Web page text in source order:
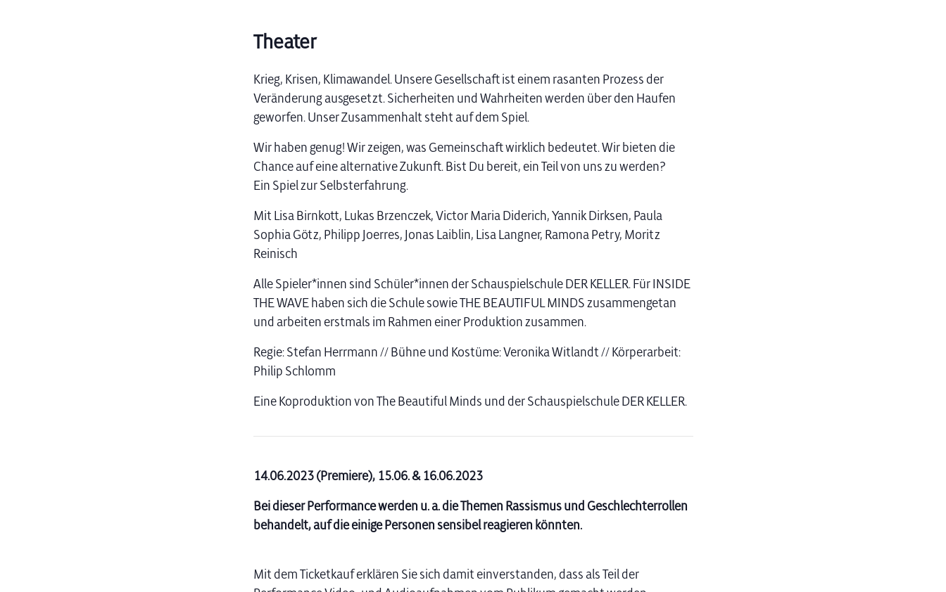
Theater
Krieg, Krisen, Klimawandel. Unsere Gesellschaft ist einem rasanten Prozess der
Veränderung ausgesetzt. Sicherheiten und Wahrheiten werden über den Haufen
geworfen. Unser Zusammenhalt steht auf dem Spiel.
Wir haben genug! Wir zeigen, was Gemeinschaft wirklich bedeutet. Wir bieten die
Chance auf eine alternative Zukunft. Bist Du bereit, ein Teil von uns zu werden?
Ein Spiel zur Selbsterfahrung.
Mit Lisa Birnkott, Lukas Brzenczek, Victor Maria Diderich, Yannik Dirksen, Paula
Sophia Götz, Philipp Joerres, Jonas Laiblin, Lisa Langner, Ramona Petry, Moritz
Reinisch
Alle Spieler*innen sind Schüler*innen der Schauspielschule DER KELLER. Für INSIDE
THE WAVE haben sich die Schule sowie THE BEAUTIFUL MINDS zusammengetan
und arbeiten erstmals im Rahmen einer Produktion zusammen.
Regie: Stefan Herrmann // Bühne und Kostüme: Veronika Witlandt // Körperarbeit:
Philip Schlomm
Eine Koproduktion von The Beautiful Minds und der Schauspielschule DER KELLER.
14.06.2023 (Premiere), 15.06. & 16.06.2023
Bei dieser Performance werden u. a. die Themen Rassismus und Geschlechterrollen
behandelt, auf die einige Personen sensibel reagieren könnten.
Mit dem Ticketkauf erklären Sie sich damit einverstanden, dass als Teil der